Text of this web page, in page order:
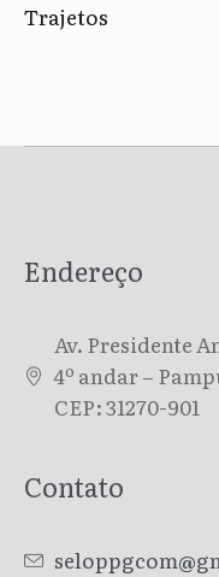
Trajetos
Endereço
Av. Presidente
4º andar –
CEP: 31270-901
Contato